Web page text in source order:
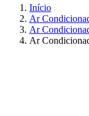
Início
Ar
Ar
Ar